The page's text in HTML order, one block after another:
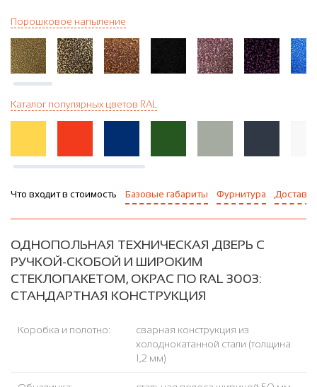
Порошковое напыление
Каталог популярных цветов RAL
Что входит в стоимость Базовые габариты Фурнитура Доставка
ОДНОПОЛЬНАЯ ТЕХНИЧЕСКАЯ ДВЕРЬ С
РУЧКОЙ-СКОБОЙ И ШИРОКИМ
СТЕКЛОПАКЕТОМ, ОКРАС ПО RAL 3003:
СТАНДАРТНАЯ КОНСТРУКЦИЯ
Коробка и полотно:
сварная конструкция из
холоднокатанной стали (толщина
1,2 мм)